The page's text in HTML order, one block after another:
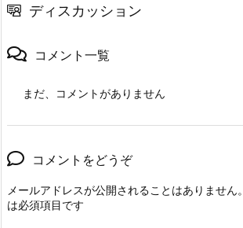
ディスカッション
コメント一覧
まだ、コメントがありません
コメントをどうぞ
メールアドレスが公開されることはありません。
は必須項目です